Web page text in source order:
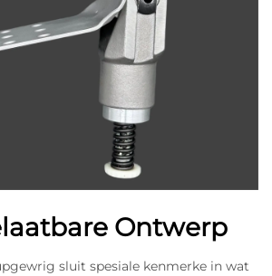
Ontwerp
sluit spesiale kenmerke in wat